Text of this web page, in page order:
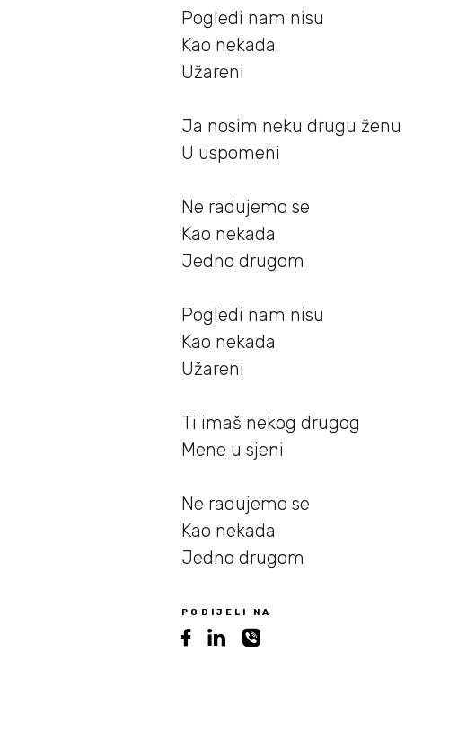
Pogledi nam nisu
Kao nekada
Užareni
Ja nosim neku drugu ženu
U uspomeni
Ne radujemo se
Kao nekada
Jedno drugom
Pogledi nam nisu
Kao nekada
Užareni
Ti imaš nekog drugog
Mene u sjeni
Ne radujemo se
Kao nekada
Jedno drugom
PODIJELI NA